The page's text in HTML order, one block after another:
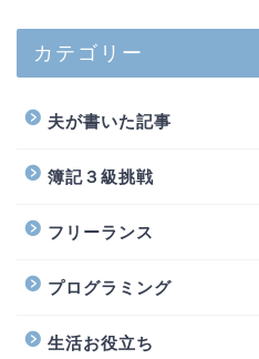
カテゴリー
夫が書いた記事
簿記３級挑戦
フリーランス
プログラミング
生活お役立ち